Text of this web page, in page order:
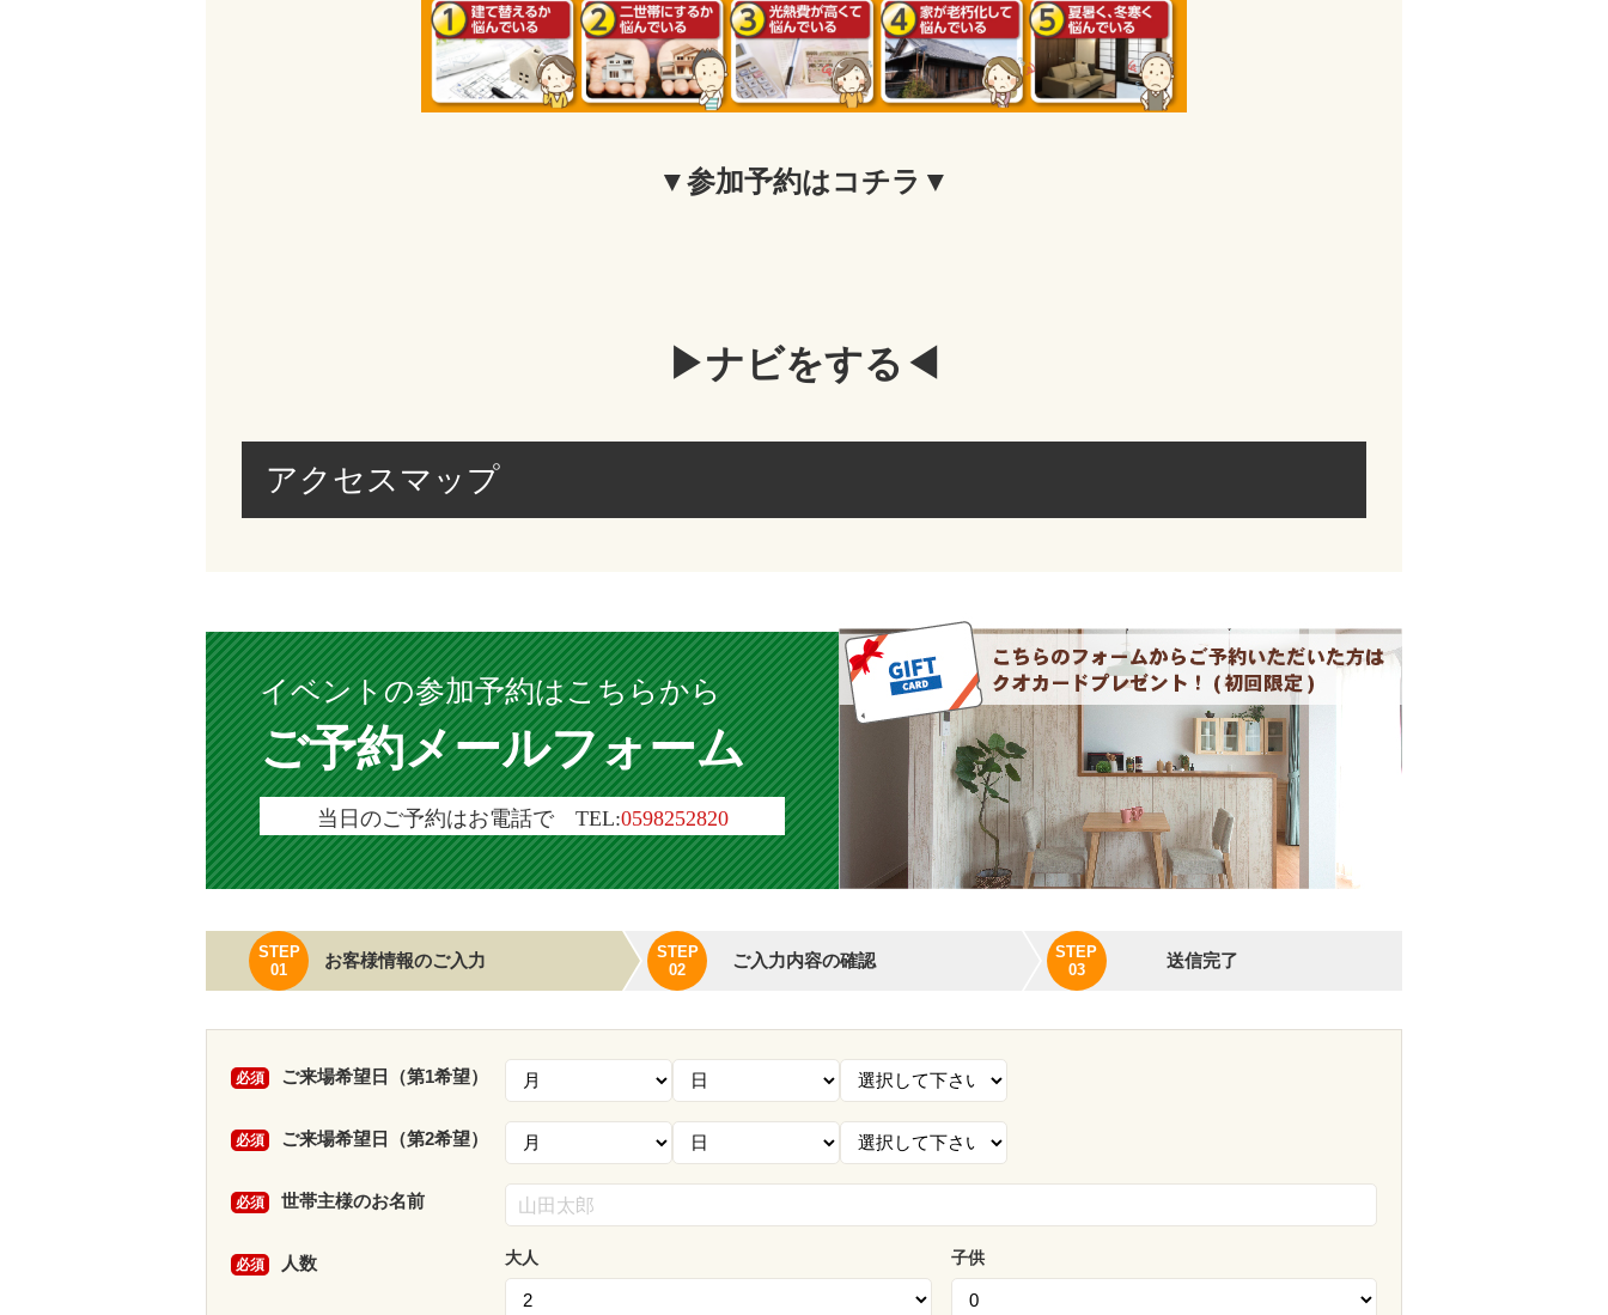
▼参加予約はコチラ▼
▶ナビをする◀
アクセスマップ
イベントの参加予約はこちらから
ご予約メールフォーム
当日のご予約はお電話で TEL:0598252820
STEP
01
お客様情報のご入力
STEP
02
ご入力内容の確認
STEP
03
送信完了
必須 ご来場希望日（第1希望）
必須 ご来場希望日（第2希望）
必須 世帯主様のお名前
必須 人数 大人 子供